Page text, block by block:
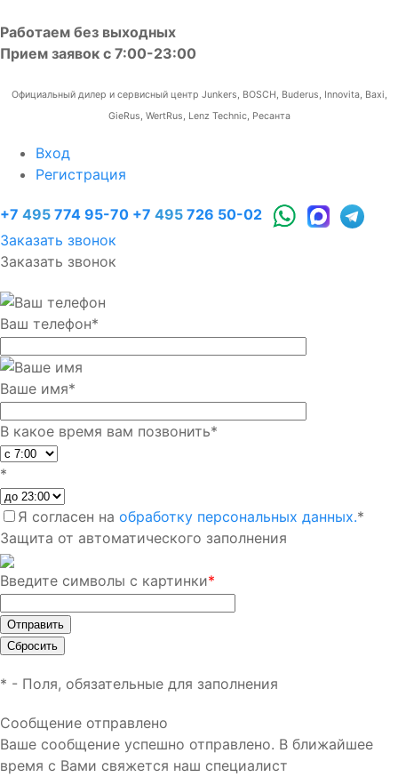
Работаем без выходных
Прием заявок с 7:00-23:00
Официальный дилер и сервисный центр Junkers, BOSCH, Buderus, Innovita, Baxi,
GieRus, WertRus, Lenz Technic, Ресанта
Вход
Регистрация
+7 495 774 95-70 +7 495 726 50-02
Заказать звонок
Заказать звонок
Ваш телефон*
Ваше имя*
В какое время вам позвонить*
*
Я согласен на обработку персональных данных.*
Защита от автоматического заполнения
Введите символы с картинки*
* - Поля, обязательные для заполнения
Сообщение отправлено
Ваше сообщение успешно отправлено. В ближайшее
время с Вами свяжется наш специалист